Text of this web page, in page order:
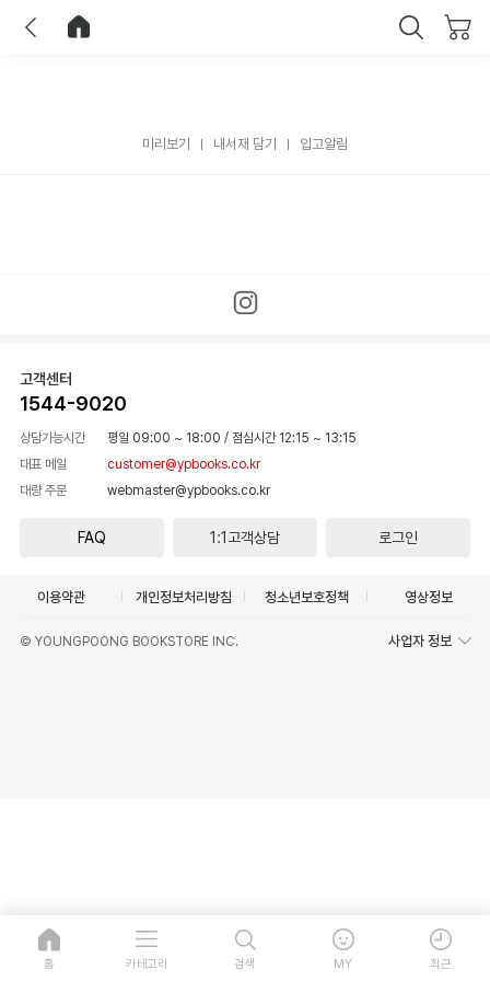
미리보기 내서재 담기 입고알림
고객센터
1544-9020
상담가능시간 평일 09:00 ~ 18:00 / 점심시간 12:15 ~ 13:15
대표 메일
customer@ypbooks.co.kr
대량 주문
webmaster@ypbooks.co.kr
FAQ 1:1고객상담 로그인
이용약관 개인정보처리방침 청소년보호정책 영상정보
© YOUNGPOONG BOOKSTORE INC. 사업자 정보
홈 카테고리 검색 MY 최근